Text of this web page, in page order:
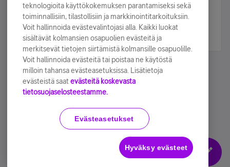
Tilaa nyt
Käyttöehdot Accessibility statement
Evästeasetukset
teknologioita käyttökokemuksen parantamiseksi sekä
toiminnallisiin, tilastollisiin ja markkinointitarkoituksiin.
Voit hallinnoida evästevalintojasi alla. Kaikki luokat
sisältävät kolmansien osapuolien evästeitä ja
merkitsevät tietojen siirtämistä kolmansille osapuolille.
Voit hallinnoida evästeitä tai poistaa ne käytöstä
milloin tahansa evästeasetuksissa. Lisätietoja
evästeistä saat evästeitä koskevasta
tietosuojaselosteestamme.
Evästeasetukset
Hyväksy evästeet